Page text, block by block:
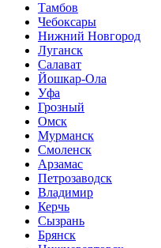
Тамбов
Чебоксары
Нижний Новгород
Луганск
Салават
Йошкар-Ола
Уфа
Грозный
Омск
Мурманск
Смоленск
Арзамас
Петрозаводск
Владимир
Керчь
Сызрань
Брянск